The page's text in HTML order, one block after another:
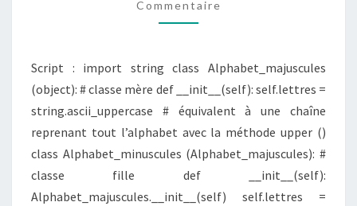
FILLE
–
Commentaire
Script : import string class Alphabet_majuscules
(object): # classe mère def __init__(self): self.lettres =
string.ascii_uppercase # équivalent à une chaîne
reprenant tout l’alphabet avec la méthode upper ()
class Alphabet_minuscules (Alphabet_majuscules): #
classe fille def __init__(self):
Alphabet_majuscules.__init__(self) self.lettres =